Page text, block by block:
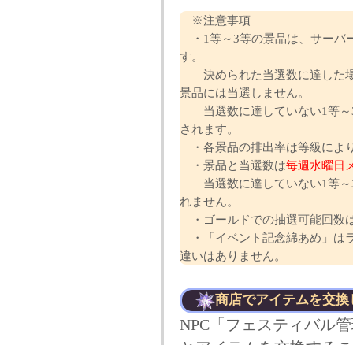
※注意事項
・1等～3等の景品は、サーバ
す。
決められた当選数に達した場
景品には当選しません。
当選数に達していない1等～
されます。
・各景品の排出率は等級によ
・景品と当選数は毎週水曜日
当選数に達していない1等～
れません。
・ゴールドでの抽選可能回数
・「イベント記念綿あめ」は
違いはありません。
商店でアイテムを交換
NPC「フェスティバル